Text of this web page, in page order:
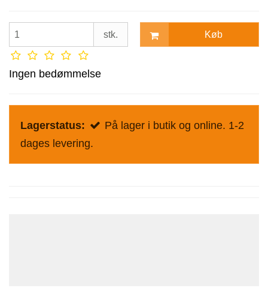
stk. Køb
Ingen bedømmelse
Lagerstatus:
På lager i butik og online. 1-2
dages levering.